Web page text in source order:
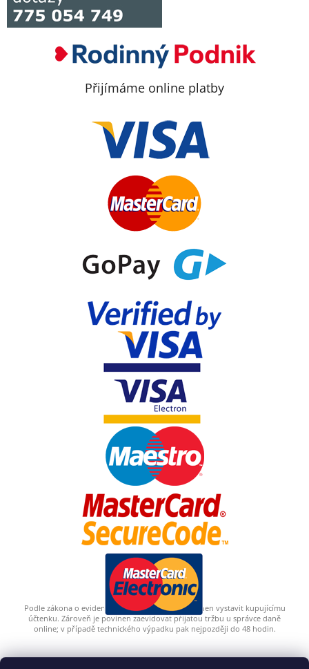
Přijímáme online platby
Podle zákona o evidenci tržeb je prodávající povinen vystavit kupujícímu
účtenku. Zároveň je povinen zaevidovat přijatou tržbu u správce daně
online; v případě technického výpadku pak nejpozději do 48 hodin.